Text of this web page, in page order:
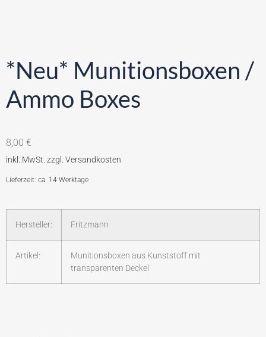
*Neu* Munitionsboxen /
Ammo Boxes
8,00 €
Lieferzeit: ca. 14 Werktage
Hersteller: Fritzmann
Artikel:
Munitionsboxen aus Kunststoff mit
transparenten Deckel